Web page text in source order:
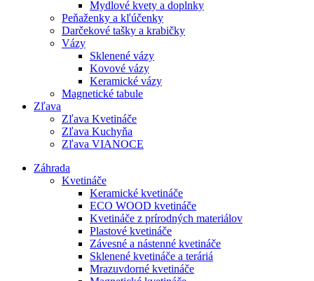
Mydlové kvety a doplnky
Peňaženky a kľúčenky
Darčekové tašky a krabičky
Vázy
Sklenené vázy
Kovové vázy
Keramické vázy
Magnetické tabule
Zľava
Zľava Kvetináče
Zľava Kuchyňa
Zľava VIANOCE
Záhrada
Kvetináče
Keramické kvetináče
ECO WOOD kvetináče
Kvetináče z prírodných materiálov
Plastové kvetináče
Závesné a nástenné kvetináče
Sklenené kvetináče a teráriá
Mrazuvdorné kvetináče